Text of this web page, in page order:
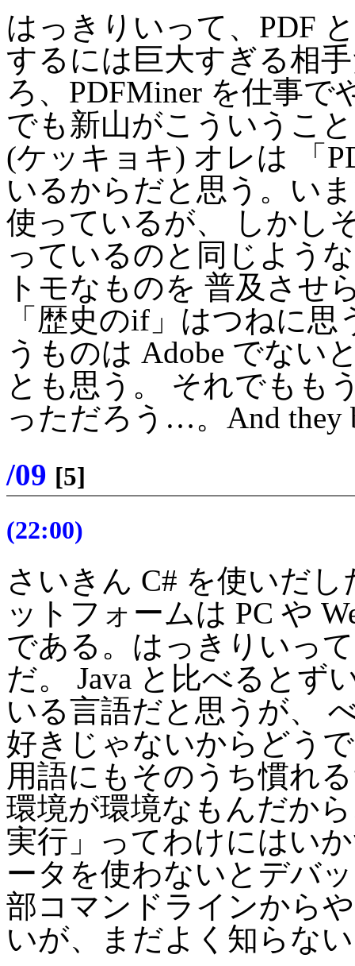
はっきりいって、PDF
するには巨大すぎる相
ろ、PDFMiner を仕事
でも新山がこういうこ
(ケッキョキ) オレは 「
いるからだと思う。い
使っているが、 しかし
っているのと同じよう
トモなものを 普及させ
「歴史のif」はつねに
うものは Adobe でない
とも思う。 それでもも
っただろう…。And they
/09 [5]
(22:00)
さいきん C# を使いだ
ットフォームは PC や
である。はっきりいっ
だ。 Java と比べるとず
いる言語だと思うが、
好きじゃないからどう
用語にもそのうち慣れ
環境が環境なもんだか
実行」ってわけにはい
ータを使わないとデバ
部コマンドラインから
いが、まだよく知らな